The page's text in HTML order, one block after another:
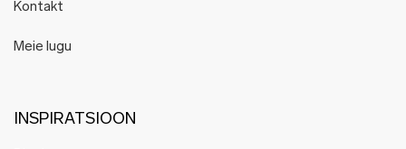
Kontakt
Meie lugu
INSPIRATSIOON